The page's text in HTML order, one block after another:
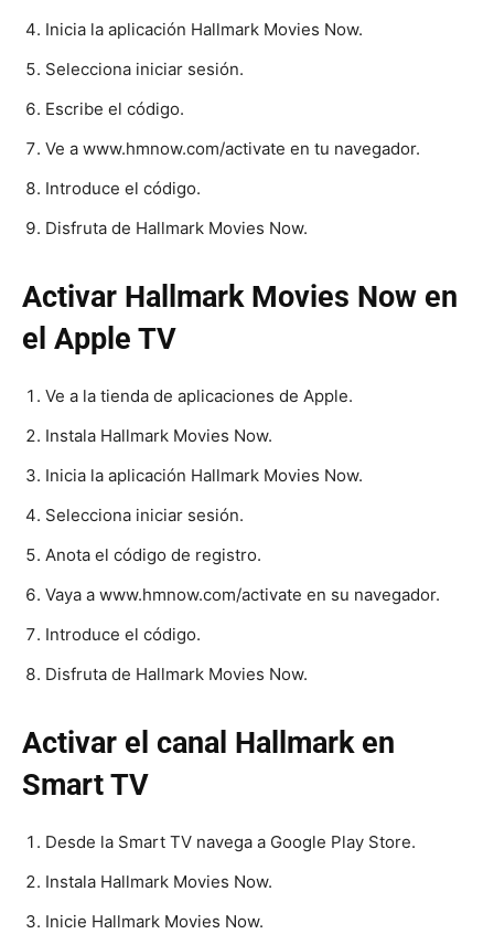
Inicia la aplicación Hallmark Movies Now.
Selecciona iniciar sesión.
Escribe el código.
Ve a www.hmnow.com/activate en tu navegador.
Introduce el código.
Disfruta de Hallmark Movies Now.
Activar Hallmark Movies Now en
el Apple TV
Ve a la tienda de aplicaciones de Apple.
Instala Hallmark Movies Now.
Inicia la aplicación Hallmark Movies Now.
Selecciona iniciar sesión.
Anota el código de registro.
Vaya a www.hmnow.com/activate en su navegador.
Introduce el código.
Disfruta de Hallmark Movies Now.
Activar el canal Hallmark en
Smart TV
Desde la Smart TV navega a Google Play Store.
Instala Hallmark Movies Now.
Inicie Hallmark Movies Now.